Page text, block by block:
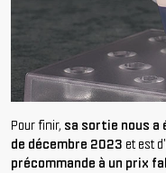
Pour finir, sa sortie nous a
de décembre 2023 et est
précommande à un prix